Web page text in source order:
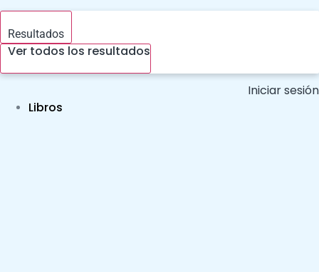
Resultados
Ver todos los resultados
Iniciar sesión
Libros